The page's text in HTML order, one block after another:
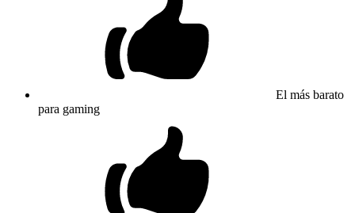
El más barato
para gaming